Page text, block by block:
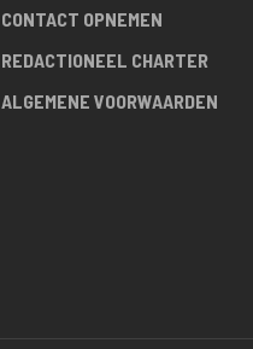
CONTACT OPNEMEN
REDACTIONEEL CHARTER
ALGEMENE VOORWAARDEN